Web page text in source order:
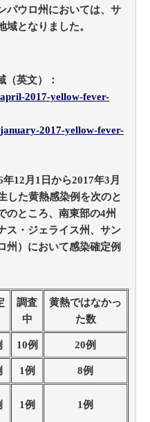
パウロ州においては、サ
域となりました。
英文）：
2017-yellow-fever-
2017-yellow-fever-
12月1日から2017年3月
した黄熱感染例を次のと
のところ、南東部の4州
ス・ジェライス州、サン
州）において感染確定例
調査
中
黄熱ではなかっ
た数
10例 20例
1例 8例
1例 1例